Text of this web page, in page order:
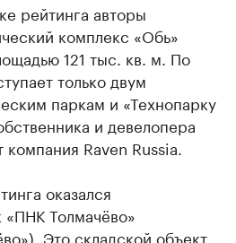
рейтинга авторы
комплекс «Обь»
121 тыс. кв. м. По
только двум
паркам и «Технопарку
и девелопера
Raven Russia.
оказался
«ПНК Толмачёво»
Это складской объект